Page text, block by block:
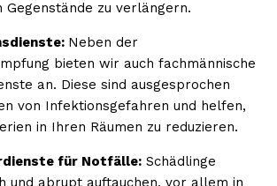
zu verlängern.
Neben der
bieten wir auch fachmännische
an. Diese sind ausgesprochen
von Infektionsgefahren und helfen,
in Ihren Räumen zu reduzieren.
für Notfälle: Schädlinge
und abrupt auftauchen, vor allem in